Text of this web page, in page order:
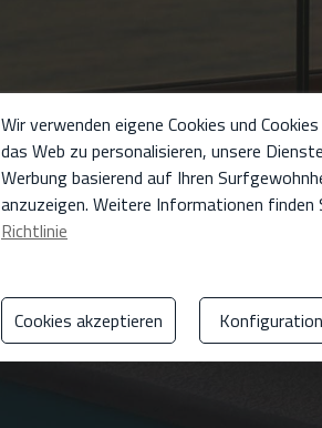
Wir verwenden eigene Cookies und
das Web zu personalisieren, unsere
Werbung basierend auf Ihren
anzuzeigen. Weitere Informationen finden
Richtlinie
Cookies akzeptieren Konfiguration